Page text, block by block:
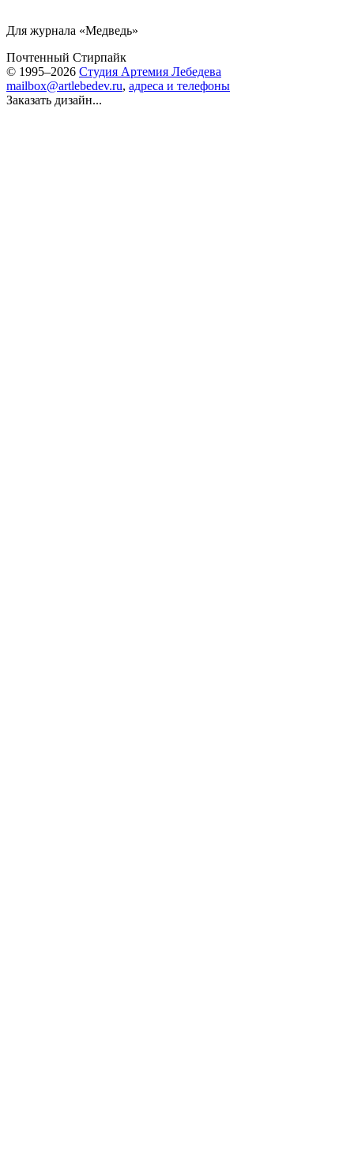
Для журнала «Медведь»
Почтенный Стирпайк
© 1995–2026 Студия Артемия Лебедева
mailbox@artlebedev.ru, адреса и телефоны
Заказать дизайн...